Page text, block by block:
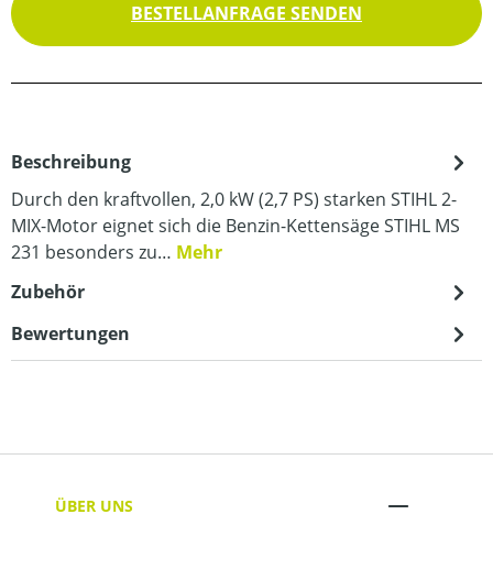
BESTELLANFRAGE SENDEN
Beschreibung
Durch den kraftvollen, 2,0 kW (2,7 PS) starken STIHL 2-
MIX-Motor eignet sich die Benzin-Kettensäge STIHL MS
231 besonders zu… Mehr
Zubehör
Bewertungen
ÜBER UNS